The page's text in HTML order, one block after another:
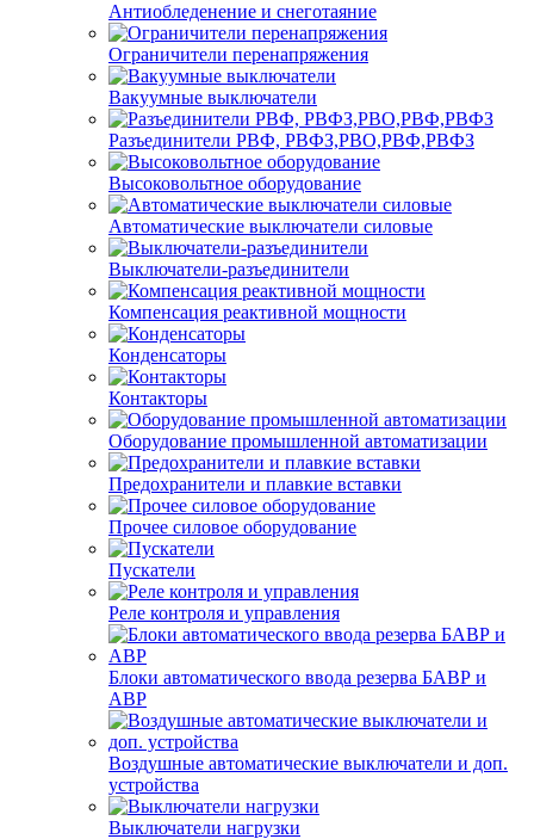
Антиобледенение и снеготаяние
Ограничители перенапряжения
Вакуумные выключатели
Разъединители РВФ, РВФЗ,РВО,РВФ,РВФЗ
Высоковольтное оборудование
Автоматические выключатели cиловые
Выключатели-разъединители
Компенсация реактивной мощности
Конденсаторы
Контакторы
Оборудование промышленной автоматизации
Предохранители и плавкие вставки
Прочее силовое оборудование
Пускатели
Реле контроля и управления
Блоки автоматического ввода резерва БАВР и
АВР
Воздушные автоматические выключатели и доп.
устройства
Выключатели нагрузки